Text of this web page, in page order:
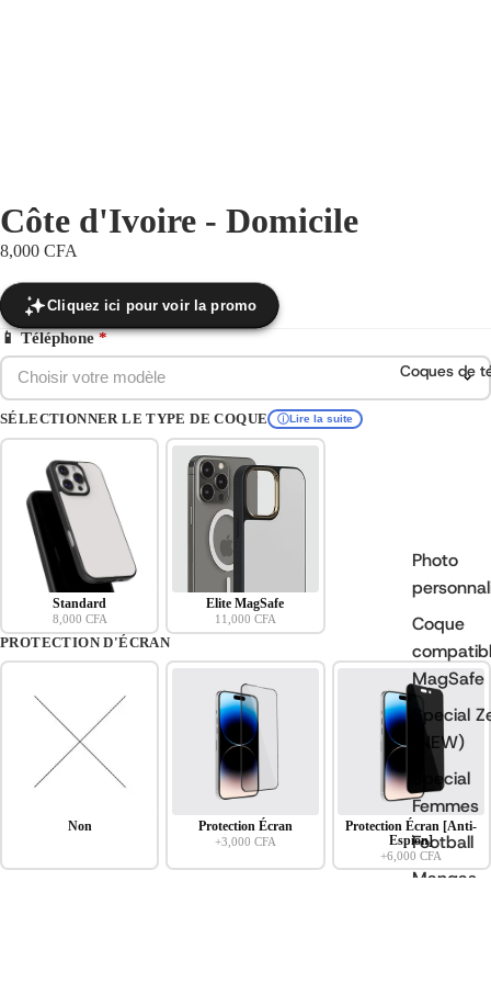
Coques de
Photo
Coque
MagSafe
Special
(NEW)
Special
Femmes
Football
Mangas
Ouvrir
Côte d'Ivoire - Domicile
8,000 CFA
Cliquez ici pour voir la promo
📱 Téléphone*
Choisir votre modèle
SÉLECTIONNER LE TYPE DE COQUE Lire la suite
Standard
8,000 CFA
Elite MagSafe
11,000 CFA
PROTECTION D'ÉCRAN
Non
Protection Écran
+3,000 CFA
Protection Écran [Anti-
Espion]
+6,000 CFA